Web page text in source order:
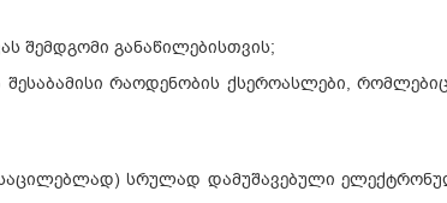
შემდგომი განაწილებისთვის;
რაოდენობის ქსეროასლები, რომლებიც
სრულად დამუშავებული